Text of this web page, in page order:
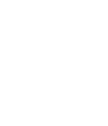
させていただ
をご了承くださ
ず変更すること
下、フタル酸ジブチ
) : 1000ppm、
貨物等」とい
可)を取得する